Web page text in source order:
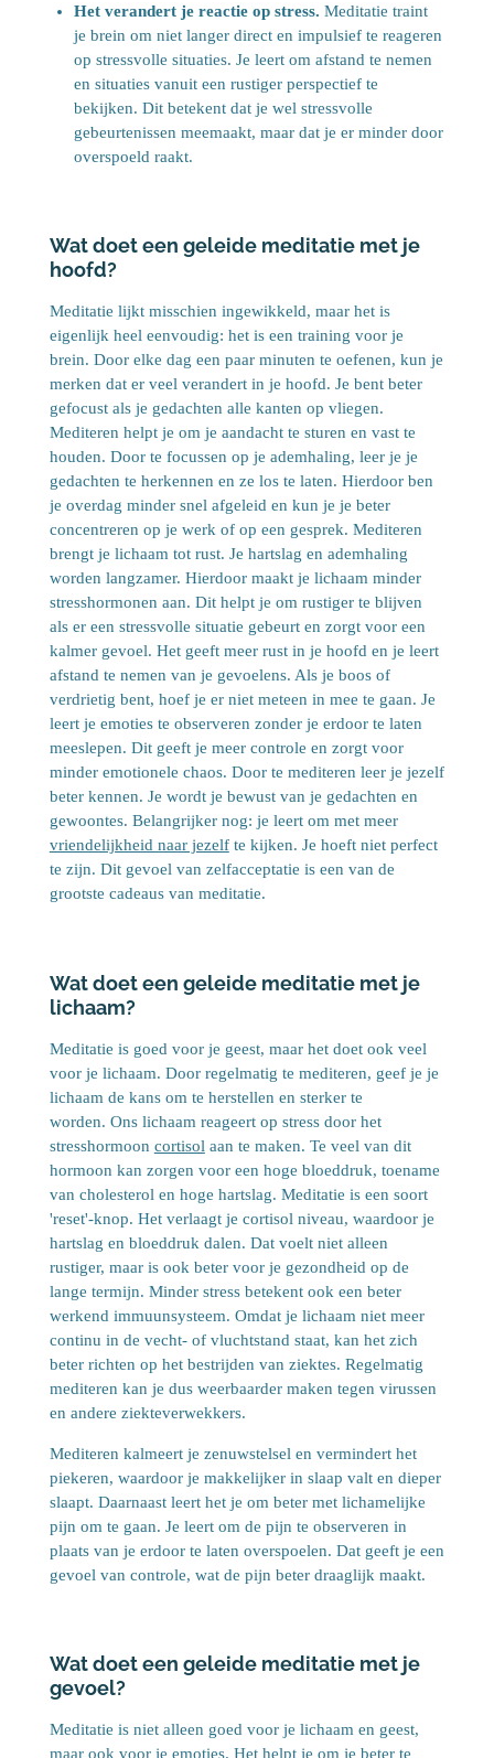
Het verandert je reactie op stress. Meditatie traint
je brein om niet langer direct en impulsief te reageren
op stressvolle situaties. Je leert om afstand te nemen
en situaties vanuit een rustiger perspectief te
bekijken. Dit betekent dat je wel stressvolle
gebeurtenissen meemaakt, maar dat je er minder door
overspoeld raakt.
Wat doet een geleide meditatie met je
hoofd?
Meditatie lijkt misschien ingewikkeld, maar het is
eigenlijk heel eenvoudig: het is een training voor je
brein. Door elke dag een paar minuten te oefenen, kun je
merken dat er veel verandert in je hoofd. Je bent beter
gefocust als je gedachten alle kanten op vliegen.
Mediteren helpt je om je aandacht te sturen en vast te
houden. Door te focussen op je ademhaling, leer je je
gedachten te herkennen en ze los te laten. Hierdoor ben
je overdag minder snel afgeleid en kun je je beter
concentreren op je werk of op een gesprek. Mediteren
brengt je lichaam tot rust. Je hartslag en ademhaling
worden langzamer. Hierdoor maakt je lichaam minder
stresshormonen aan. Dit helpt je om rustiger te blijven
als er een stressvolle situatie gebeurt en zorgt voor een
kalmer gevoel. Het geeft meer rust in je hoofd en je leert
afstand te nemen van je gevoelens. Als je boos of
verdrietig bent, hoef je er niet meteen in mee te gaan. Je
leert je emoties te observeren zonder je erdoor te laten
meeslepen. Dit geeft je meer controle en zorgt voor
minder emotionele chaos. Door te mediteren leer je jezelf
beter kennen. Je wordt je bewust van je gedachten en
gewoontes. Belangrijker nog: je leert om met meer
vriendelijkheid naar jezelfte kijken. Je hoeft niet perfect
te zijn. Dit gevoel van zelfacceptatie is een van de
grootste cadeaus van meditatie.
Wat doet een geleide meditatie met je
lichaam?
Meditatie is goed voor je geest, maar het doet ook veel
voor je lichaam. Door regelmatig te mediteren, geef je je
lichaam de kans om te herstellen en sterker te
worden. Ons lichaam reageert op stress door het
stresshormoon cortisol aan te maken. Te veel van dit
hormoon kan zorgen voor een hoge bloeddruk, toename
van cholesterol en hoge hartslag. Meditatie is een soort
'reset'-knop. Het verlaagt je cortisol niveau, waardoor je
hartslag en bloeddruk dalen. Dat voelt niet alleen
rustiger, maar is ook beter voor je gezondheid op de
lange termijn. Minder stress betekent ook een beter
werkend immuunsysteem. Omdat je lichaam niet meer
continu in de vecht- of vluchtstand staat, kan het zich
beter richten op het bestrijden van ziektes. Regelmatig
mediteren kan je dus weerbaarder maken tegen virussen
en andere ziekteverwekkers.
Mediteren kalmeert je zenuwstelsel en vermindert het
piekeren, waardoor je makkelijker in slaap valt en dieper
slaapt. Daarnaast leert het je om beter met lichamelijke
pijn om te gaan. Je leert om de pijn te observeren in
plaats van je erdoor te laten overspoelen. Dat geeft je een
gevoel van controle, wat de pijn beter draaglijk maakt.
Wat doet een geleide meditatie met je
gevoel?
Meditatie is niet alleen goed voor je lichaam en geest,
maar ook voor je emoties. Het helpt je om je beter te